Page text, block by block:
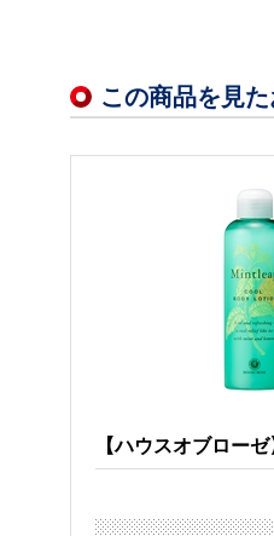
この商品を見
【ハウスオブロー